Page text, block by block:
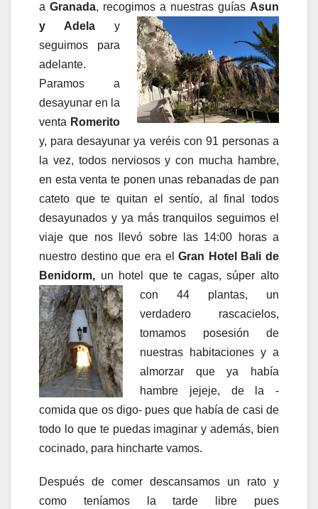
a Granada, recogimos a nuestras guías Asun
y Adela y
seguimos para
adelante.
Paramos a
desayunar en la
venta Romerito
y, para desayunar ya veréis con 91 personas a
la vez, todos nerviosos y con mucha hambre,
en esta venta te ponen unas rebanadas de pan
cateto que te quitan el sentío, al final todos
desayunados y ya más tranquilos seguimos el
viaje que nos llevó sobre las 14:00 horas a
nuestro destino que era elGran Hotel Bali de
Benidorm, un hotel que te cagas, súper alto
con 44 plantas, un
verdadero rascacielos,
tomamos posesión de
nuestras habitaciones y a
almorzar que ya había
hambre jejeje, de la -
comida que os digo- pues que había de casi de
todo lo que te puedas imaginar y además, bien
cocinado, para hincharte vamos.
Después de comer descansamos un rato y
como teníamos la tarde libre pues